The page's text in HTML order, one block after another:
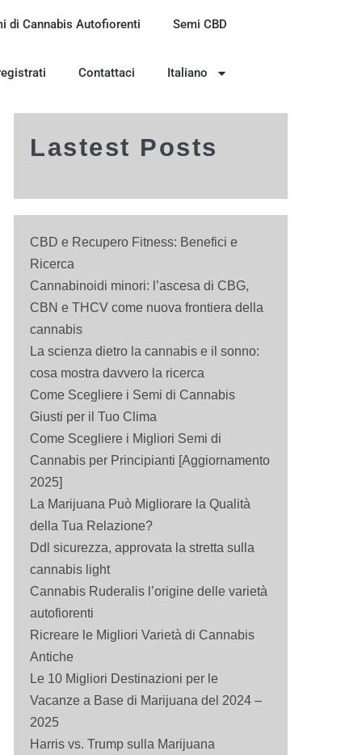
di Cannabis Autofiorenti Semi CBD
Contattaci Italiano
Lastest Posts
CBD e Recupero Fitness: Benefici e
Ricerca
Cannabinoidi minori: l’ascesa di CBG,
CBN e THCV come nuova frontiera della
cannabis
La scienza dietro la cannabis e il sonno:
cosa mostra davvero la ricerca
Come Scegliere i Semi di Cannabis
Giusti per il Tuo Clima
Come Scegliere i Migliori Semi di
Cannabis per Principianti [Aggiornamento
2025]
La Marijuana Può Migliorare la Qualità
della Tua Relazione?
Ddl sicurezza, approvata la stretta sulla
cannabis light
Cannabis Ruderalis l’origine delle varietà
autofiorenti
Ricreare le Migliori Varietà di Cannabis
Antiche
Le 10 Migliori Destinazioni per le
Vacanze a Base di Marijuana del 2024 –
2025
Harris vs. Trump sulla Marijuana